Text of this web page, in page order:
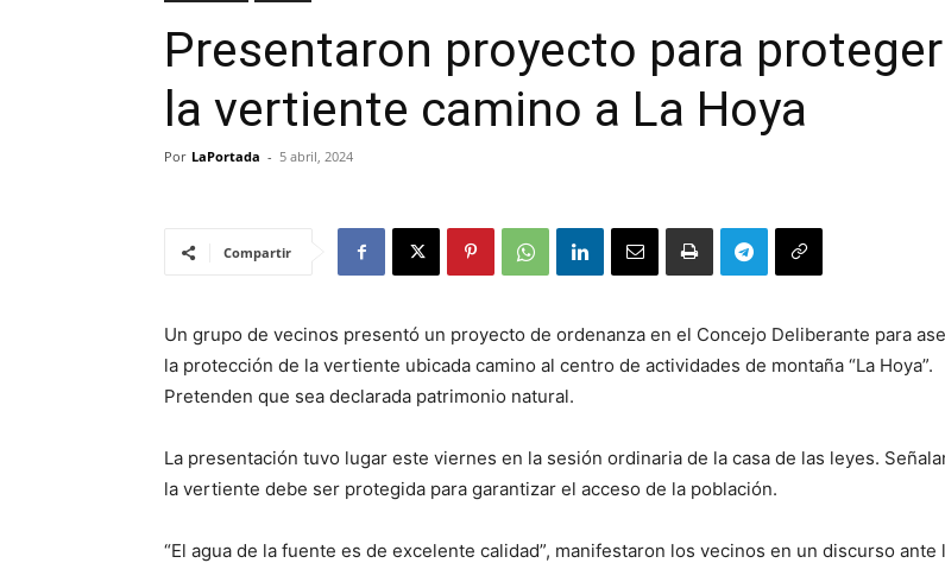
Presentaron proyecto para proteger
la vertiente camino a La Hoya
Por LaPortada - 5 abril, 2024
Compartir
Un grupo de vecinos presentó un proyecto de ordenanza en el Concejo Deliberante para
la protección de la vertiente ubicada camino al centro de actividades de montaña “La Hoya”.
Pretenden que sea declarada patrimonio natural.
La presentación tuvo lugar este viernes en la sesión ordinaria de la casa de las leyes.
la vertiente debe ser protegida para garantizar el acceso de la población.
“El agua de la fuente es de excelente calidad”, manifestaron los vecinos en un discurso ante